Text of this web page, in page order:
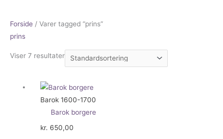
Forside / Varer tagged “prins”
prins
Viser 7 resultater
Barok 1600-1700
Barok borgere
kr. 650,00